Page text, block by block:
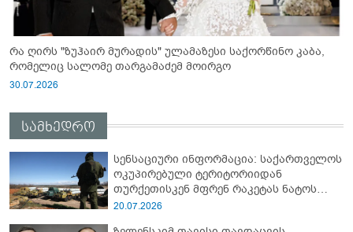
რა ღირს "ზუჰაირ მურადის" ულამაზესი საქორწინო კაბა,
რომელიც სალომე თარგამაძემ მოირგო
30.07.2026
სამხედრო
სენსაციური ინფორმაცია: საქართველოს
ოკუპირებული ტერიტორიიდან
თურქეთისკენ მფრენ რაკეტას ნატოს
სამიტი კინაღამ ჩაუშლია
20.07.2026